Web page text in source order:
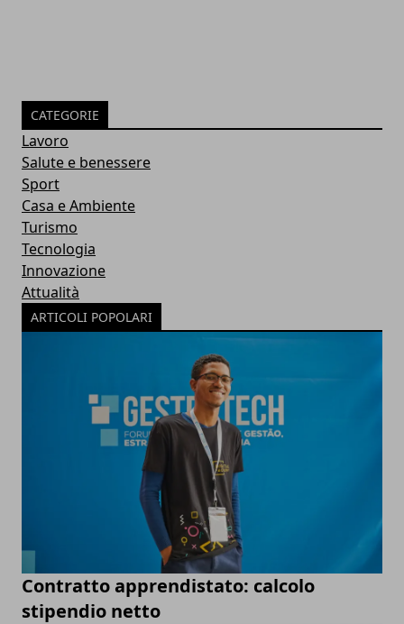
CATEGORIE
Lavoro
Salute e benessere
Sport
Casa e Ambiente
Turismo
Tecnologia
Innovazione
Attualità
ARTICOLI POPOLARI
Contratto apprendistato: calcolo
stipendio netto